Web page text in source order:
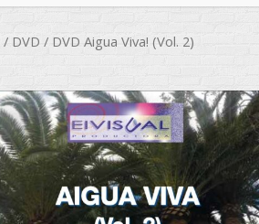
/ DVD / DVD Aigua Viva! (Vol. 2)